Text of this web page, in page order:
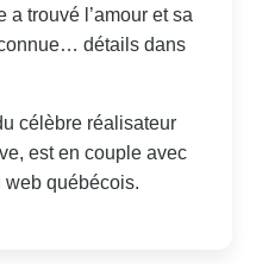
trouvé l’amour et sa
détails dans
célèbre réalisateur
est en couple avec
web québécois.